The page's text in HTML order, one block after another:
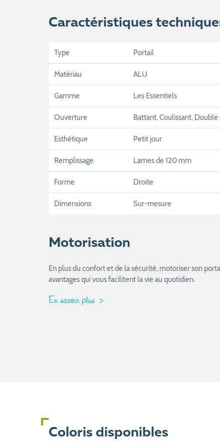
Caractéristiques
Type Portail
Matériau ALU
Gamme Les Essentiels
Ouverture Battant, Coulissant, Double
Esthétique Petit jour
Remplissage Lames de 120 mm
Forme Droite
Dimensions Sur-mesure
Motorisation
En plus du confort et de la sécurité, motoriser son
avantages qui vous facilitent la vie au quotidien.
En savoir plus
Coloris disponibles